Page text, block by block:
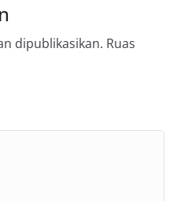
dipublikasikan. Ruas